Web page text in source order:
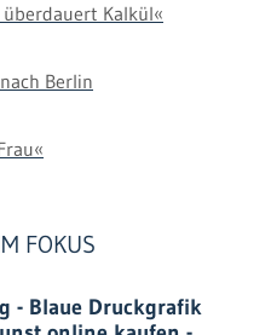
Kalkül«
Berlin
FOKUS
- Blaue Druckgrafik